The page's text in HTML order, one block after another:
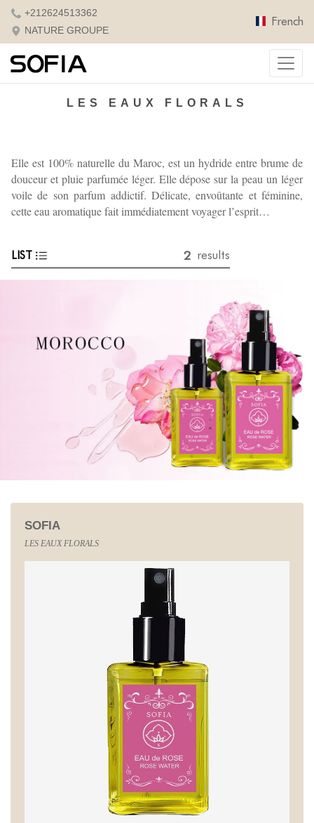
+212624513362
NATURE GROUPE
French
LES EAUX FLORALS
Elle est 100% naturelle du Maroc, est un hydride entre brume de
douceur et pluie parfumée léger. Elle dépose sur la peau un léger
voile de son parfum addictif. Délicate, envoûtante et féminine,
cette eau aromatique fait immédiatement voyager l’esprit…
LIST 2 results
SOFIA
LES EAUX FLORALS